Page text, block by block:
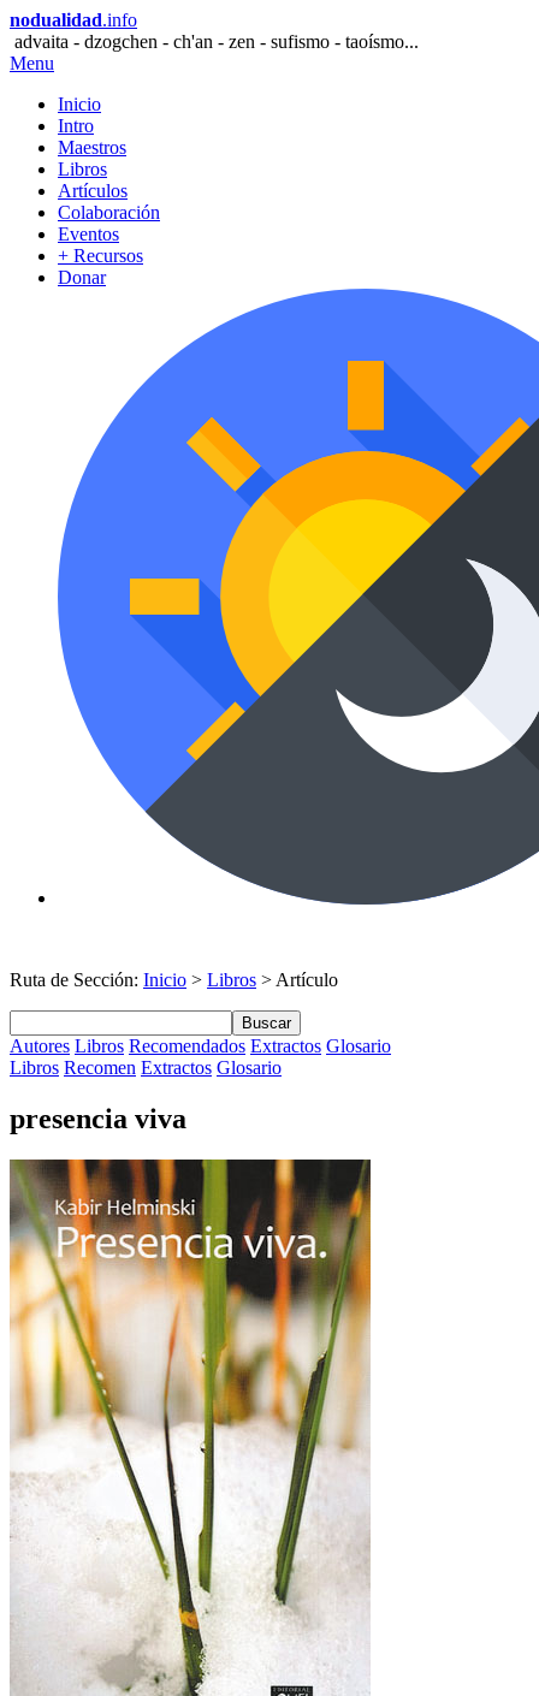
nodualidad.info
advaita - dzogchen - ch'an - zen - sufismo - taoísmo...
Menu
Inicio
Intro
Maestros
Libros
Artículos
Colaboración
Eventos
+ Recursos
Donar
Ruta de Sección: Inicio > Libros > Artículo
Buscar
Autores Libros Recomendados Extractos Glosario
Libros Recomen Extractos Glosario
presencia viva